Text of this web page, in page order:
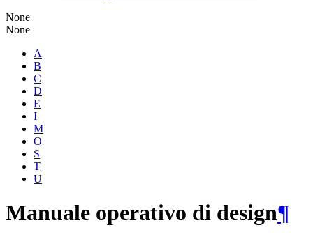
None
None
A
B
C
D
E
I
M
O
S
T
U
Manuale operativo di design¶